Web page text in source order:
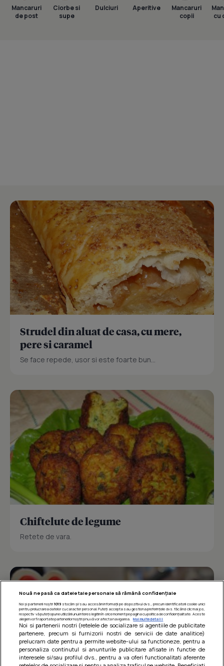
Mancaruri
de post
Ciorbe si
supe
Dulciuri Aperitive
Mancaruri
copii
cu
Strudel din aluat de casa, cu mere,
pere si caramel
Se face repede, usor si este foarte bun...
Chiftelute de legume
Retete de vara.
Nouă ne pasă ca datele tale personale să rămână confidențiale
Noi și partenerii noștri 1019stocăm și/sau accesăm informații pe dispozitivul dvs., precum identificatorii cookie unici
pentru prelucrarea datelor cu caracter personal. Puteți accepta sau gestiona preferințele dvs. făcând clic mai jos,
respectiv vă puteți opune utilizării unui interes legitim în orice moment pe pagina cu politica de confidențialitate. Aceste
alegeri vor fi raportate partenerilor noștri și nu vă vor afecta navigarea.
Mai multe detalii
Noi si partenerii nostri (retelele de socializare si agentiile de publicitate
partenere, precum si furnizorii nostri de servicii de date analitice)
prelucram date pentru a permite website-ului sa functioneze, pentru a
personaliza continutul si anunturile publicitare afisate in functie de
interesele si/sau profilul dvs., pentru a va oferi functionalitati aferente